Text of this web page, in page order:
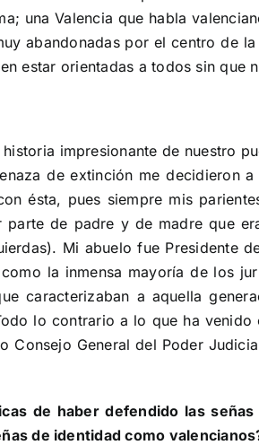
una Valencia que habla
abandonadas por el centro de
estar orientadas a todos sin que
impresionante de nuestro
de extinción me decidieron
ésta, pues siempre mis
de padre y de madre que
Mi abuelo fue Presidente
la inmensa mayoría de los
caracterizaban a aquella
lo contrario a lo que ha
Consejo General del Poder
de haber defendido las
de identidad como